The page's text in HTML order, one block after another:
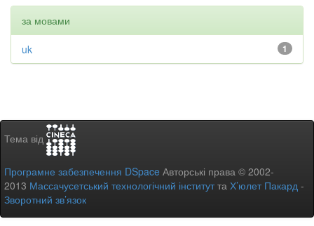
за мовами
1
uk
Тема від
Програмне забезпечення DSpace Авторські права © 2002-
2013 Массачусетський технологічний інститутта Х’юлет Пакард -
Зворотний зв’язок